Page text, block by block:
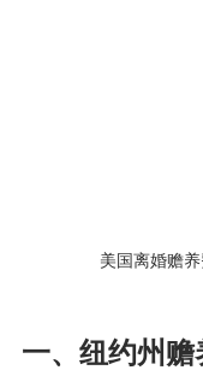
美国离婚赡
一、纽约州